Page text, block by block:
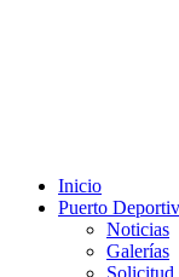
Inicio
Puerto
Noticias
Galerías
Solicitud